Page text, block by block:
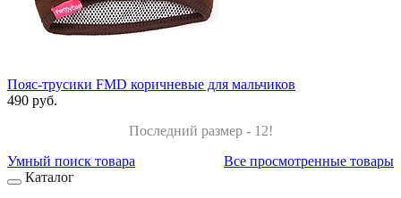
Пояс-трусики FMD коричневые для мальчиков
490 руб.
Последний размер - 12!
Все просмотренные товары
Умный поиск товара
Каталог